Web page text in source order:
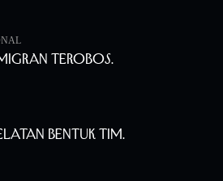
Terobos.
Bentuk Tim.